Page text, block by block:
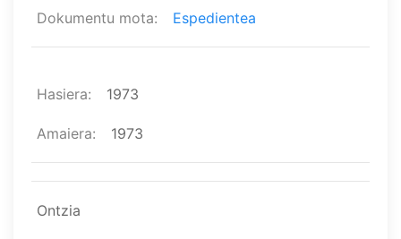
Dokumentu mota Espedientea
Hasiera 1973
Amaiera 1973
Ontzia